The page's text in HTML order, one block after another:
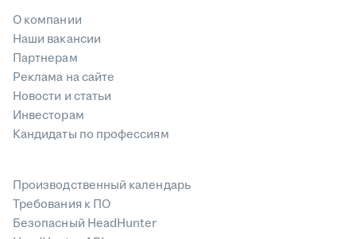
О компании
Наши вакансии
Партнерам
Реклама на сайте
Новости и статьи
Инвесторам
Кандидаты по профессиям
Производственный календарь
Требования к ПО
Безопасный HeadHunter